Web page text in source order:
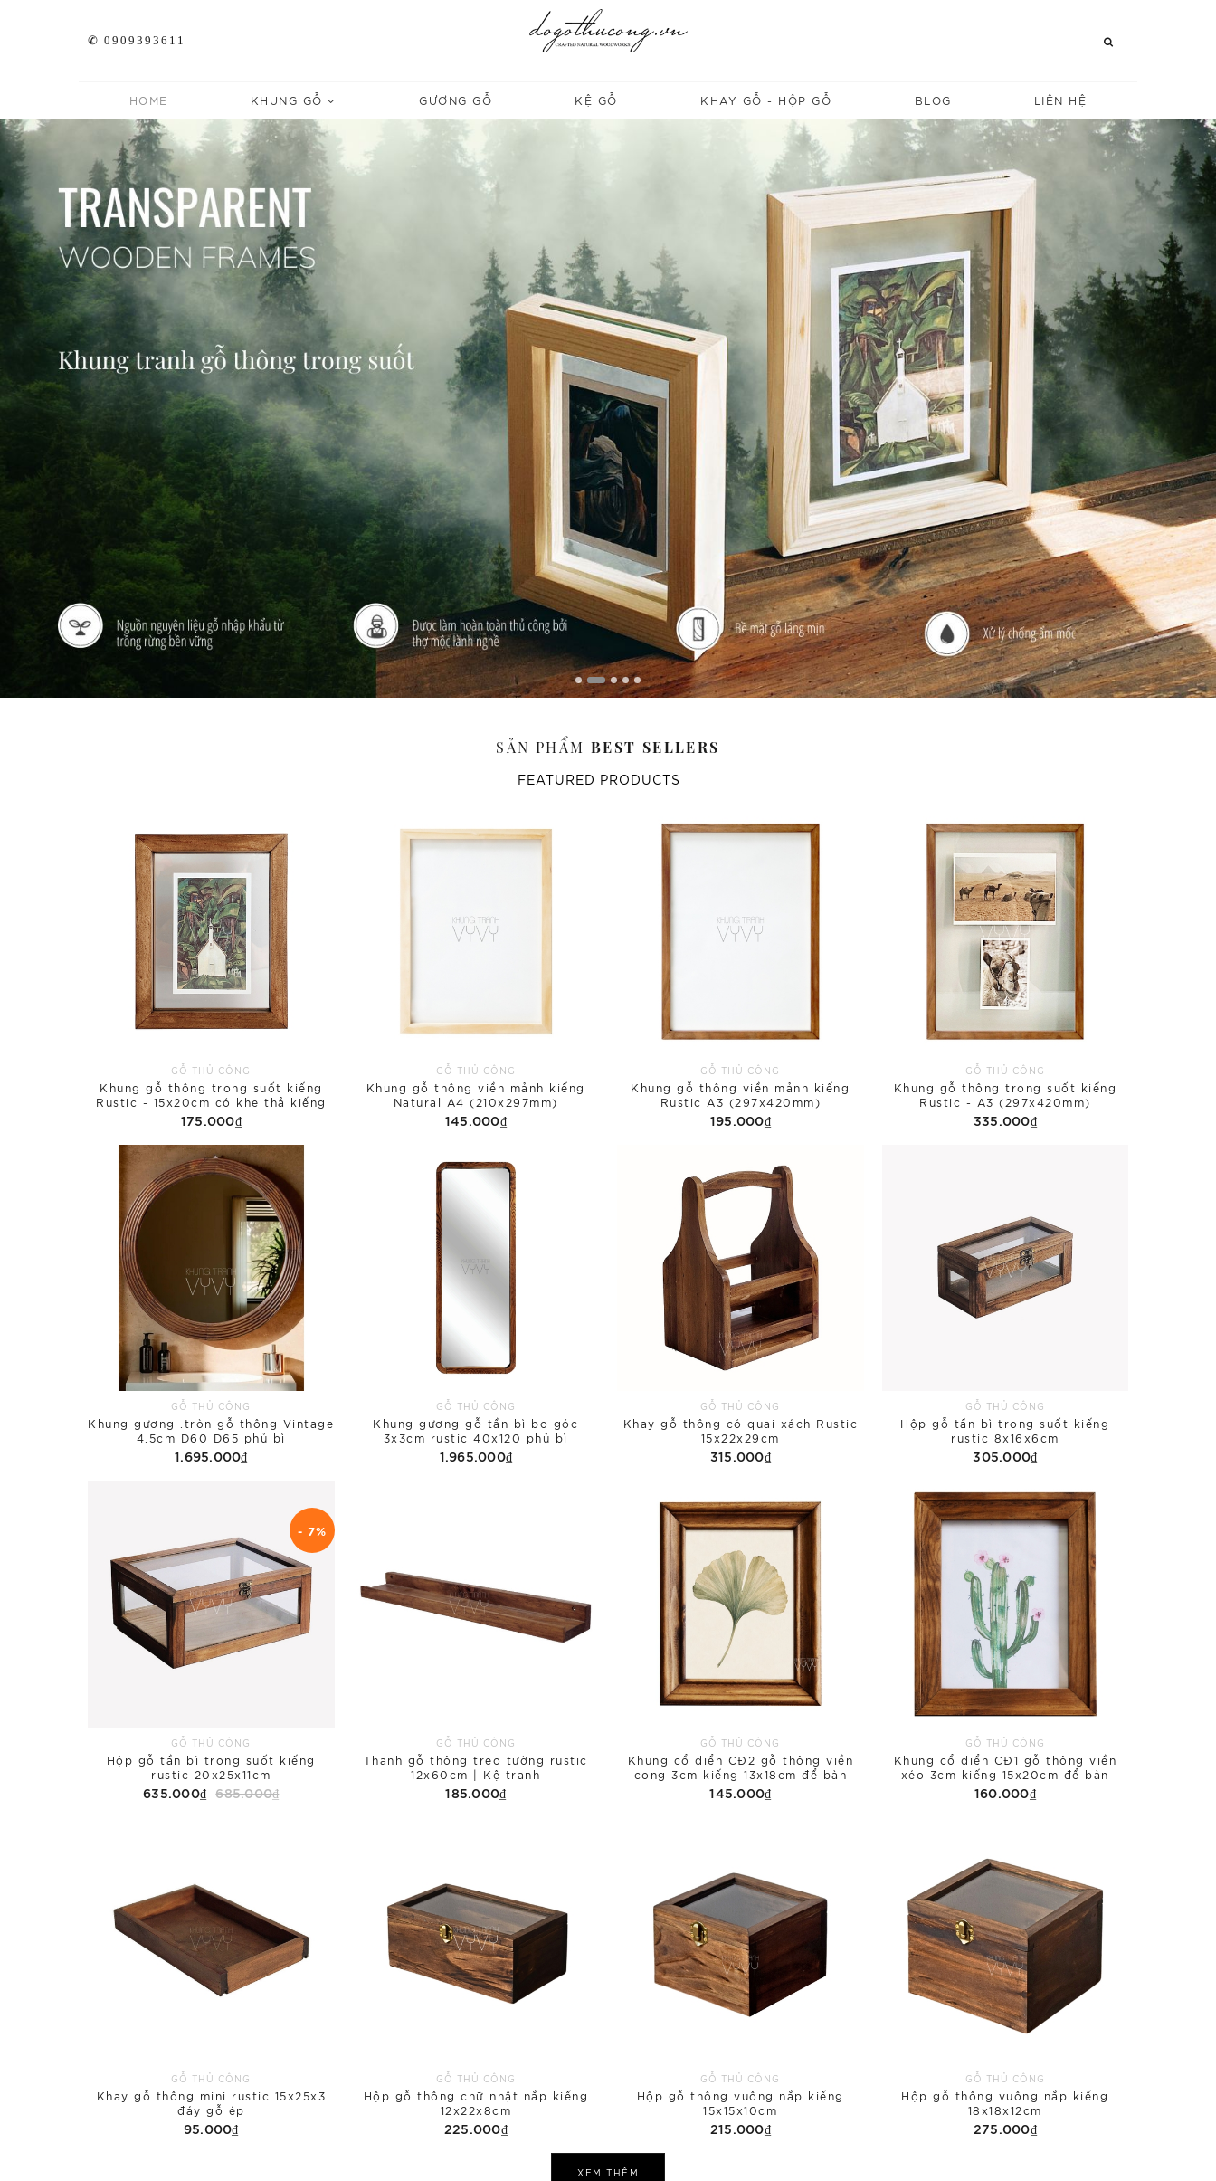
✆ 0909393611
HOME KHUNG GỖ GƯƠNG GỖ KỆ GỖ KHAY GỖ - HỘP GỖ BLOG LIÊN HỆ
SẢN PHẨM BEST SELLERS
FEATURED PRODUCTS
GỖ THỦ CÔNG
Khung gỗ thông trong suốt kiếng
Rustic - 15x20cm có khe thả kiếng
175.000₫
GỖ THỦ CÔNG
Khung gỗ thông viền mảnh kiếng
Natural A4 (210x297mm)
145.000₫
GỖ THỦ CÔNG
Khung gỗ thông viền mảnh kiếng
Rustic A3 (297x420mm)
195.000₫
GỖ THỦ CÔNG
Khung gỗ thông trong suốt kiếng
Rustic - A3 (297x420mm)
335.000₫
GỖ THỦ CÔNG
Khung gương .tròn gỗ thông Vintage
4.5cm D60 D65 phủ bì
1.695.000₫
GỖ THỦ CÔNG
Khung gương gỗ tần bì bo góc
3x3cm rustic 40x120 phủ bì
1.965.000₫
GỖ THỦ CÔNG
Khay gỗ thông có quai xách Rustic
15x22x29cm
315.000₫
GỖ THỦ CÔNG
Hộp gỗ tần bì trong suốt kiếng
rustic 8x16x6cm
305.000₫
- 7%
GỖ THỦ CÔNG
Hộp gỗ tần bì trong suốt kiếng
rustic 20x25x11cm
635.000₫ 685.000₫
GỖ THỦ CÔNG
Thanh gỗ thông treo tường rustic
12x60cm | Kệ tranh
185.000₫
GỖ THỦ CÔNG
Khung cổ điển CĐ2 gỗ thông viền
cong 3cm kiếng 13x18cm để bàn
145.000₫
GỖ THỦ CÔNG
Khung cổ điển CĐ1 gỗ thông viền
xéo 3cm kiếng 15x20cm để bàn
160.000₫
GỖ THỦ CÔNG
Khay gỗ thông mini rustic 15x25x3
đáy gỗ ép
95.000₫
GỖ THỦ CÔNG
Hộp gỗ thông chữ nhật nắp kiếng
12x22x8cm
225.000₫
GỖ THỦ CÔNG
Hộp gỗ thông vuông nắp kiếng
15x15x10cm
215.000₫
GỖ THỦ CÔNG
Hộp gỗ thông vuông nắp kiếng
18x18x12cm
275.000₫
XEM THÊM